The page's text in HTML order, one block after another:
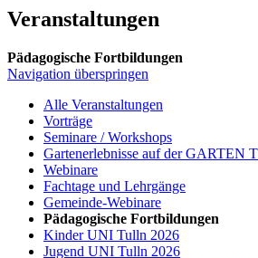
Veranstaltungen
Pädagogische Fortbildungen
Navigation überspringen
Alle Veranstaltungen
Vorträge
Seminare / Workshops
Gartenerlebnisse auf der GARTEN
Webinare
Fachtage und Lehrgänge
Gemeinde-Webinare
Pädagogische Fortbildungen
Kinder UNI Tulln 2026
Jugend UNI Tulln 2026